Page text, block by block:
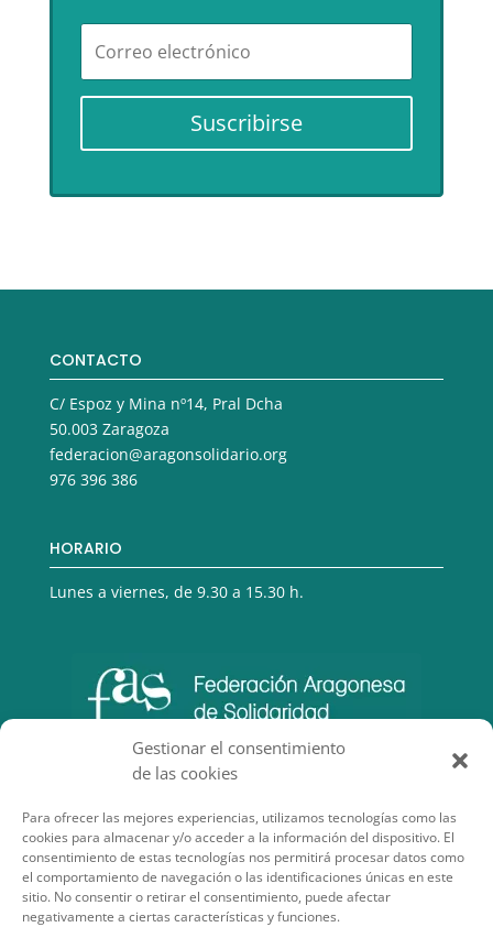
Gestionar el consentimiento
de las cookies
Para ofrecer las mejores experiencias, utilizamos tecnologías como las
cookies para almacenar y/o acceder a la información del dispositivo. El
consentimiento de estas tecnologías nos permitirá procesar datos como
el comportamiento de navegación o las identificaciones únicas en este
sitio. No consentir o retirar el consentimiento, puede afectar
negativamente a ciertas características y funciones.
Suscribirse
CONTACTO
C/ Espoz y Mina nº14, Pral Dcha
50.003 Zaragoza
federacion@aragonsolidario.org
976 396 386
HORARIO
Lunes a viernes, de 9.30 a 15.30 h.
SECCIONES DE INTERÉS